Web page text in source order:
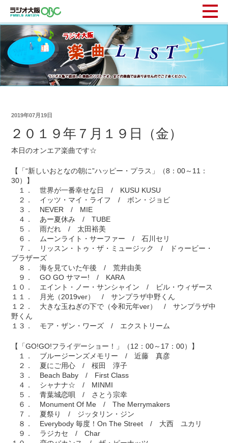
2019年07月19日
２０１９年７月１９日（金）
本日のオンエア楽曲です☆
【「“新しいおとなの朝に”ハッピー・プラス」（8：00～11：
30）】
１． 世界が一番幸せな日 / KUSU KUSU
２． イッツ・マイ・ライフ / ボン・ジョビ
３． NEVER / MIE
４． あー夏休み / TUBE
５． 雨だれ / 太田裕美
６． ムーンライト・サーファー / 石川セリ
７． リッスン・トゥ・ザ・ミュージック / ドゥービー・
ブラザーズ
８． 海を見ていた午後 / 荒井由美
９． GO GO サマー! / KARA
１０． エイント・ノー・サンシャイン / ビル・ウィザース
１１． 月光（2019ver） / サンプラザ中野くん
１２． 大きな玉ねぎの下で（令和元年ver） / サンプラザ中
野くん
１３． モア・ザン・ワーズ / エクストリーム
【「GO!GO!フライデーショー！」（12：00～17：00）】
１． ブルージーンズメモリー / 近藤 真彦
２． 夏にご用心 / 桜田 淳子
３． Beach Baby / First Class
４． シャナナ☆ / MINMI
５． 青葉城恋唄 / さとう宗幸
６． Monument Of Me / The Merrymakers
７． 夏祭り / ジッタリン・ジン
８． Everybody 毎度！On The Street / 大西 ユカリ
９． ラジカセ / Char